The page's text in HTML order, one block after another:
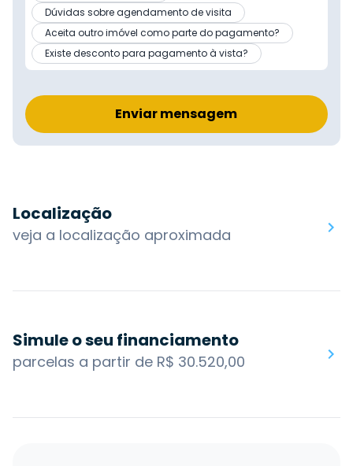
Dúvidas sobre agendamento de visita
Aceita outro imóvel como parte do pagamento?
Existe desconto para pagamento à vista?
Enviar mensagem
Localização
veja a localização aproximada
Simule o seu financiamento
parcelas a partir de R$ 30.520,00